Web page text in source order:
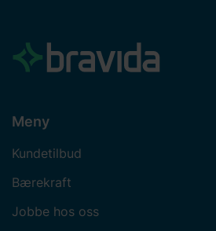
Meny
Kundetilbud
Bærekraft
Jobbe hos oss